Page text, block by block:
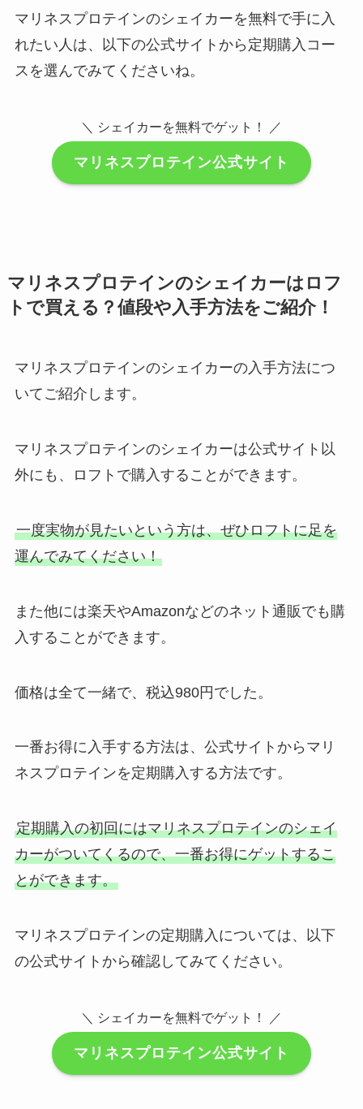
マリネスプロテインのシェイカーを無料で手に入
れたい人は、以下の公式サイトから定期購入コー
スを選んでみてくださいね。
＼ シェイカーを無料でゲット！ ／
マリネスプロテイン公式サイト
マリネスプロテインのシェイカーはロフ
トで買える？値段や入手方法をご紹介！
マリネスプロテインのシェイカーの入手方法につ
いてご紹介します。
マリネスプロテインのシェイカーは公式サイト以
外にも、ロフトで購入することができます。
一度実物が見たいという方は、ぜひロフトに足を
運んでみてください！
また他には楽天やAmazonなどのネット通販でも購
入することができます。
価格は全て一緒で、税込980円でした。
一番お得に入手する方法は、公式サイトからマリ
ネスプロテインを定期購入する方法です。
定期購入の初回にはマリネスプロテインのシェイ
カーがついてくるので、一番お得にゲットするこ
とができます。
マリネスプロテインの定期購入については、以下
の公式サイトから確認してみてください。
＼ シェイカーを無料でゲット！ ／
マリネスプロテイン公式サイト